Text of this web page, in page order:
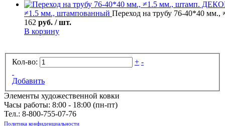
≠1.5 мм., штампованный Переход на трубу 76-40*40
162 руб. / шт.
В корзину
Кол-во: + -
Добавить
Элементы художественной ковки
Часы работы: 8:00 - 18:00 (пн-пт)
Тел.: 8-800-755-07-76
Политика конфиденциальности